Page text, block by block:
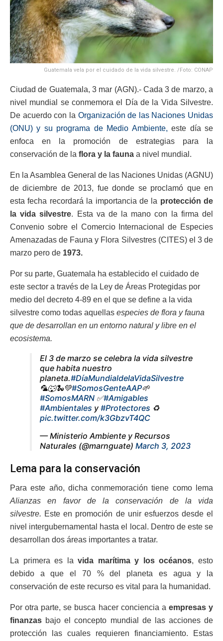
Guatemala vela por el cuidado de la vida silvestre. /Foto: CONAP
Ciudad de Guatemala, 3 mar (AGN).- Cada 3 de marzo, a
nivel mundial se conmemora el Día de la Vida Silvestre.
De acuerdo con la Organización de las Naciones Unidas
(ONU) y su programa de Medio Ambiente, este día se
enfoca en la promoción de estrategias para la
conservación de la flora y la fauna a nivel mundial.
En la Asamblea General de las Naciones Unidas (AGNU)
de diciembre de 2013, fue donde se proclamó que en
esta fecha recordará la importancia de la protección de
la vida silvestre. Esta va de la mano con la firma del
Convenio sobre el Comercio Internacional de Especies
Amenazadas de Fauna y Flora Silvestres (CITES) el 3 de
marzo pero de 1973.
Por su parte, Guatemala ha establecido el cuidado de
este sector a través de la Ley de Áreas Protegidas por
medio del decreto 4-89 en el que se define a la vida
silvestre como todas aquellas especies de flora y fauna
que de desarrollan en un entorno natural y libre en el
ecosistema.
El 3 de marzo se celebra la vida silvestre
que habita nuestro
planeta.#DíaMundialdelaVidaSilvestre
🦜🐺🐍💚#SomosGenteAAP🌱
#SomosMARN ✅#Amigables
#Ambientales y #Protectores ♻️
pic.twitter.com/k3GbzvT4QC
— Ministerio Ambiente y Recursos
Naturales (@marnguate) March 3, 2023
Lema para la conservación
Para este año, dicha conmemoración tiene como lema
Alianzas en favor de la conservación de la vida
silvestre. Este en promoción de unir esfuerzos desde el
nivel intergubernamental hasta el local. Dentro de este se
desarrollan dos áreas importantes a tratar.
La primera es lavida marítima y los océanos, esto
debido a que el 70 % del planeta es agua y la
conservación de este recurso es vital para la humanidad.
Por otra parte, se busca hacer conciencia a empresas y
finanzas bajo el concepto mundial de las acciones de
protección las cuales requieren financiamiento. Estas